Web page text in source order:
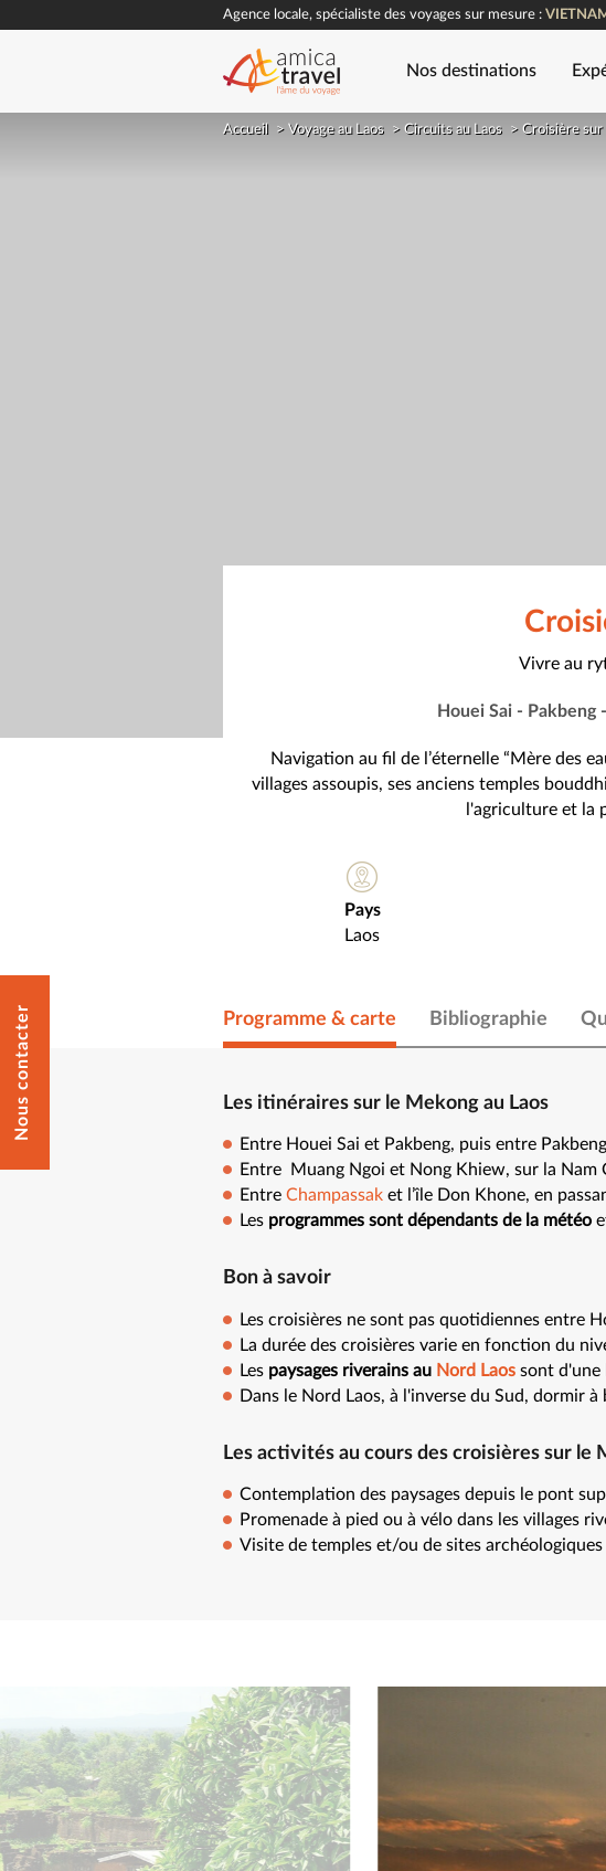
Nous contacter
Agence locale, spécialiste des voyages sur mesure :
Nos destinations
Accueil > Voyage au Laos > Circuits au Laos > Croisière sur
Vivre au
Houei Sai - Pakbeng
Navigation au fil de l’éternelle “Mère des
villages assoupis, ses anciens temples
l'agriculture et la
Pays
Laos
Programme & carte Bibliographie
Les itinéraires sur le Mekong au Laos
Entre Houei Sai et Pakbeng, puis entre
Entre Muang Ngoi et Nong Khiew, sur la Nam
Entre Champassak et l’île Don Khone, en
Les programmes sont dépendants de la météo
Bon à savoir
Les croisières ne sont pas quotidiennes entre
La durée des croisières varie en fonction du
Les paysages riverains au Nord Laos sont d'une
Dans le Nord Laos, à l'inverse du Sud, dormir
Les activités au cours des croisières sur le
Contemplation des paysages depuis le pont
Promenade à pied ou à vélo dans les villages
Visite de temples et/ou de sites archéologiques